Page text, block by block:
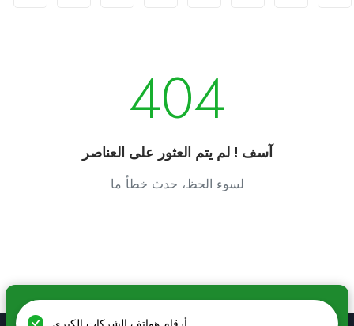
404
آسف ! لم يتم العثور على العناصر
لسوء الحظ، حدث خطأ ما